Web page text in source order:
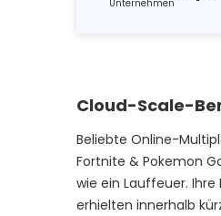
Unternehmen
Cloud-Scale-
Beliebte Online-
Fortnite & Pokemon
wie ein Lauffeuer.
erhielten innerhalb